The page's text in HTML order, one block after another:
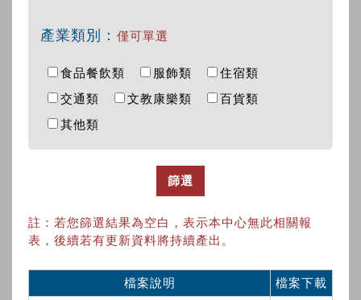
產業類別： 僅可單選
食品餐飲類 服飾類
住宿類
交通類
文教康樂類
百貨類
其他類
篩選
註：若您篩選結果為空白，表示本中心無此相關報
表，後續若有更新資料將持續產出。
檔案說明
檔案下載